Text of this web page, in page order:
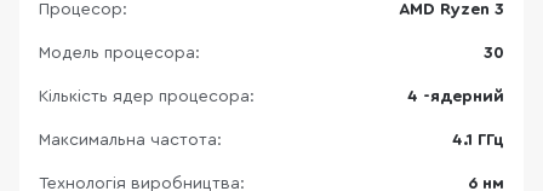
Процесор: AMD Ryzen 3
Модель процесора: 30
Кількість ядер процесора: 4 -ядерний
Максимальна частота: 4.1 ГГц
Технологія виробництва: 6 нм